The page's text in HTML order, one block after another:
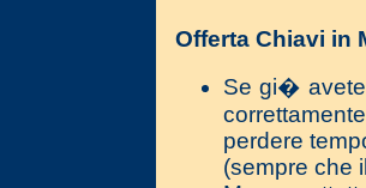
Offerta Chiavi in
Se gi�
perdere
(sempre che